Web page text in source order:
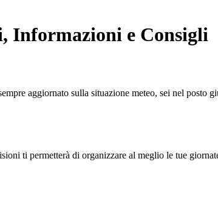
Informazioni e Consigli
aggiornato sulla situazione meteo, sei nel
ti permetterà di organizzare al meglio le tue